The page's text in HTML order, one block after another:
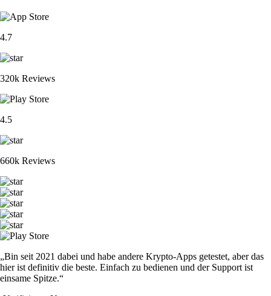
4.7
320k Reviews
4.5
660k Reviews
„Bin seit 2021 dabei und habe andere Krypto-Apps getestet, aber das
hier ist definitiv die beste. Einfach zu bedienen und der Support ist
einsame Spitze.“